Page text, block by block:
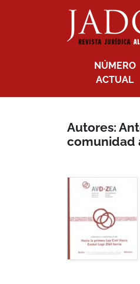
NÚMERO
ACTUAL
Autores:
comunidad